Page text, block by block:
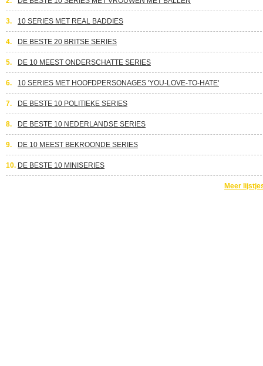
3. 10 SERIES MET REAL BADDIES
4. DE BESTE 20 BRITSE SERIES
5. DE 10 MEEST ONDERSCHATTE SERIES
6. 10 SERIES MET HOOFDPERSONAGES 'YOU-LOVE-TO-HATE'
7. DE BESTE 10 POLITIEKE SERIES
8. DE BESTE 10 NEDERLANDSE SERIES
9. DE 10 MEEST BEKROONDE SERIES
10. DE BESTE 10 MINISERIES
Meer